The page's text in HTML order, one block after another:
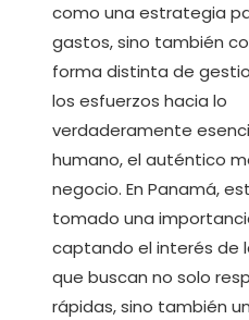
como una estrategia
gastos, sino también
forma distinta de
los esfuerzos hacia lo
verdaderamente
humano, el auténtico
negocio. En Panamá,
tomado una
captando el interés de
que buscan no solo
rápidas, sino también